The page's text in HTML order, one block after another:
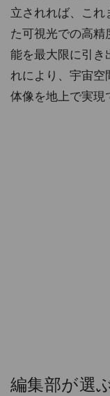
立されれば、これ
た可視光での高精
能を最大限に引き
れにより、宇宙空
体像を地上で実現
編集部が選